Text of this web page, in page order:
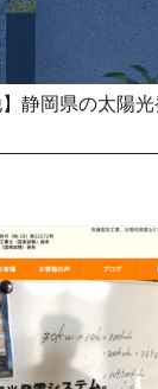
】静岡県の太陽